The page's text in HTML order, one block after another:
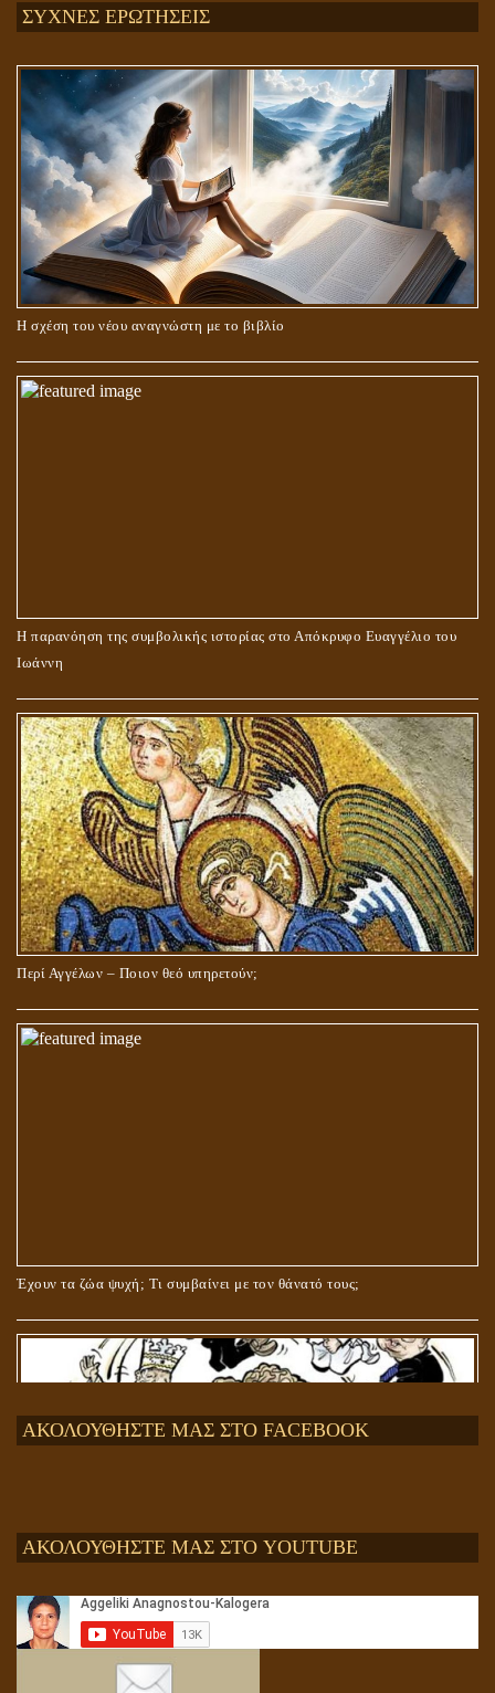
ΣΥΧΝΕΣ ΕΡΩΤΗΣΕΙΣ
Η σχέση του νέου αναγνώστη με το βιβλίο
Η παρανόηση της συμβολικής ιστορίας στο Απόκρυφο Ευαγγέλιο του
Ιωάννη
Περί Αγγέλων – Ποιον θεό υπηρετούν;
Έχουν τα ζώα ψυχή; Τι συμβαίνει με τον θάνατό τους;
Αληθής και επίπλαστη πνευματικότητα
ΑΚΟΛΟΥΘΗΣΤΕ ΜΑΣ ΣΤΟ FACEBOOK
ΑΚΟΛΟΥΘΗΣΤΕ ΜΑΣ ΣΤΟ YOUTUBE